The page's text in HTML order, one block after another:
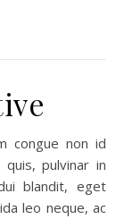
pulvinar in
blandit, eget
leo neque, ac